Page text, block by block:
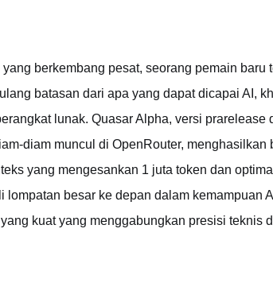
berkembang pesat, seorang pemain baru
batasan dari apa yang dapat dicapai AI,
lunak. Quasar Alpha, versi prarelease
diam muncul di OpenRouter,
yang mengesankan 1 juta token dan
lompatan besar ke depan dalam kemampuan
kuat yang menggabungkan presisi teknis